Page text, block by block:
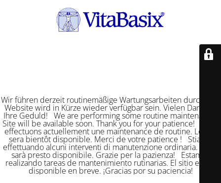
Wir führen derzeit routinemäßige Wartungsarbeiten durch. Die
Website wird in Kürze wieder verfügbar sein. Vielen Dank für
Ihre Geduld! We are performing some routine maintenance.
Site will be available soon. Thank you for your patience! Nous
effectuons actuellement une maintenance de routine. Le site
sera bientôt disponible. Merci de votre patience ! Stiamo
effettuando alcuni interventi di manutenzione ordinaria. Il sito
sarà presto disponibile. Grazie per la pazienza! Estamos
realizando tareas de mantenimiento rutinarias. El sitio estará
disponible en breve. ¡Gracias por su paciencia!